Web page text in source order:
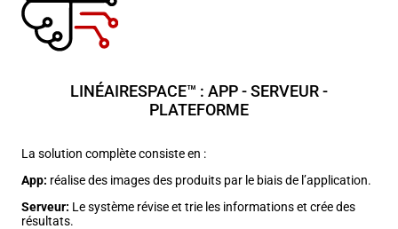
LINÉAIRESPACE™ : APP - SERVEUR -
PLATEFORME
La solution complète consiste en :
App: réalise des images des produits par le biais de l’application.
Serveur: Le système révise et trie les informations et crée des
résultats.